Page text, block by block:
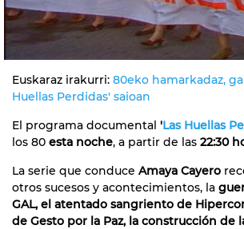
Euskaraz irakurri: 80eko hamarkadaz,
Huellas Perdidas' saioan
El programa documental 'Las Huellas
los 80 esta noche, a partir de las 22:30
La serie que conduce Amaya Cayero
otros sucesos y acontecimientos, la
GAL, el atentado sangriento de
de Gesto por la Paz, la construcción de